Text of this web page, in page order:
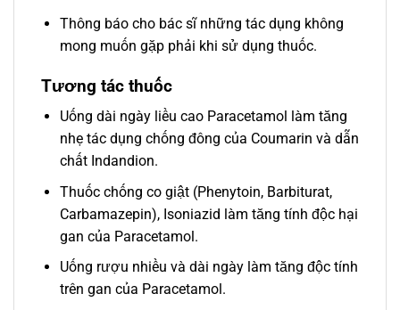
Thông báo cho bác sĩ những tác dụng không
mong muốn gặp phải khi sử dụng thuốc.
Tương tác thuốc
Uống dài ngày liều cao Paracetamol làm tăng
nhẹ tác dụng chống đông của Coumarin và dẫn
chất Indandion.
Thuốc chống co giật (Phenytoin, Barbiturat,
Carbamazepin), Isoniazid làm tăng tính độc hại
gan của Paracetamol.
Uống rượu nhiều và dài ngày làm tăng độc tính
trên gan của Paracetamol.